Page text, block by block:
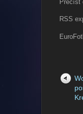
Přečíst
RSS